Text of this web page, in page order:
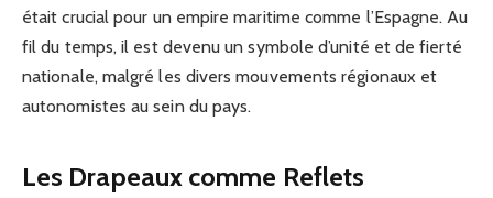
était crucial pour un empire maritime comme l’Espagne. Au
fil du temps, il est devenu un symbole d’unité et de fierté
nationale, malgré les divers mouvements régionaux et
autonomistes au sein du pays.
Les Drapeaux comme Reflets